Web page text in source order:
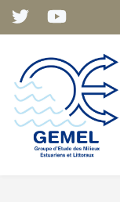
Aller
principal